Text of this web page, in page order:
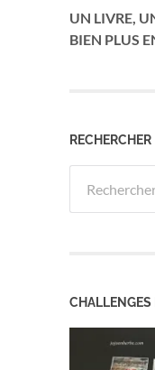
UN LIVRE,
BIEN PLUS
RECHERCHER
CHALLENGES